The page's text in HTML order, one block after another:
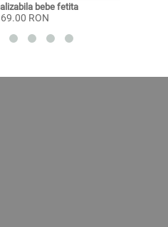
bebe fetita
RON